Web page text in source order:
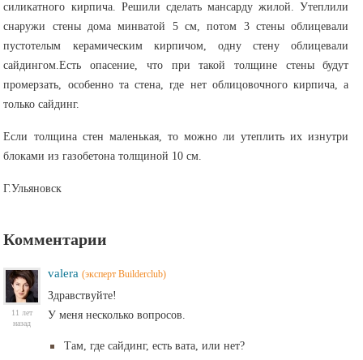
силикатного кирпича. Решили сделать мансарду жилой. Утеплили
снаружи стены дома минватой 5 см, потом 3 стены облицевали
пустотелым керамическим кирпичом, одну стену облицевали
сайдингом.Есть опасение, что при такой толщине стены будут
промерзать, особенно та стена, где нет облицовочного кирпича, а
только сайдинг.
Если толщина стен маленькая, то можно ли утеплить их изнутри
блоками из газобетона толщиной 10 см.
Г.Ульяновск
Комментарии
11 лет
назад
valera (эксперт Builderclub)
Здравствуйте!
У меня несколько вопросов.
Там, где сайдинг, есть вата, или нет?